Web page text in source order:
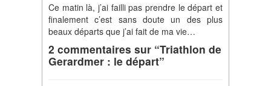
Ce matin là, j’ai failli pas prendre le départ et
finalement c’est sans doute un des plus
beaux départs que j’ai fait de ma vie…
2 commentaires sur “Triathlon de
Gerardmer : le départ”